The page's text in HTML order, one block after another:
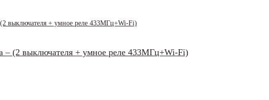
– (2 выключателя + умное реле 433МГц+Wi-Fi)